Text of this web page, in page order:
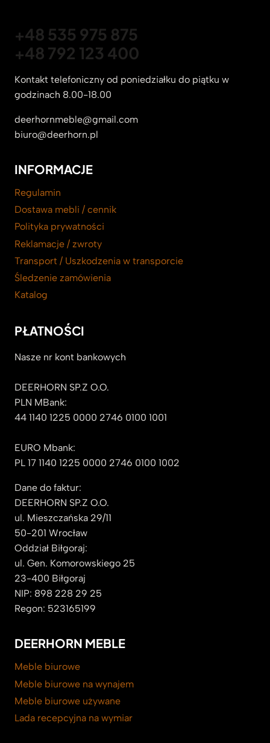
+48 535 975 875
+48 792 123 400
Kontakt telefoniczny od poniedziałku do piątku w
godzinach 8.00-18.00
deerhornmeble@gmail.com
biuro@deerhorn.pl
INFORMACJE
Regulamin
Dostawa mebli / cennik
Polityka prywatności
Reklamacje / zwroty
Transport / Uszkodzenia w transporcie
Śledzenie zamówienia
Katalog
PŁATNOŚCI
Nasze nr kont bankowych
DEERHORN SP.Z O.O.
PLN MBank:
44 1140 1225 0000 2746 0100 1001
EURO Mbank:
PL 17 1140 1225 0000 2746 0100 1002
Dane do faktur:
DEERHORN SP.Z O.O.
ul. Mieszczańska 29/11
50-201 Wrocław
Oddział Biłgoraj:
ul. Gen. Komorowskiego 25
23-400 Biłgoraj
NIP: 898 228 29 25
Regon: 523165199
DEERHORN MEBLE
Meble biurowe
Meble biurowe na wynajem
Meble biurowe używane
Lada recepcyjna na wymiar